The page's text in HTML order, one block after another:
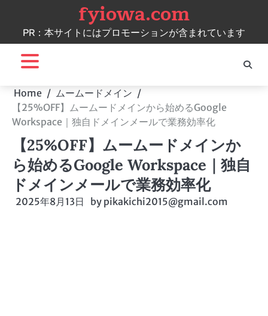
content
fyiowa.com
PR：本サイトにはプロモーションが含まれています
Home
ムームードメイン
【25%OFF】ムームードメインから始めるGoogle
Workspace｜独自ドメインメールで業務効率化
【25%OFF】ムームードメインか
ら始めるGoogle Workspace｜独自
ドメインメールで業務効率化
2025年8月13日 by pikakichi2015@gmail.com